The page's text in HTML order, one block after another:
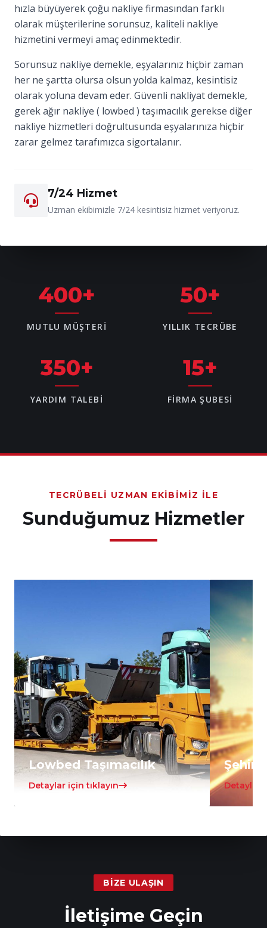
hızla büyüyerek çoğu nakliye firmasından farklı
olarak müşterilerine sorunsuz, kaliteli nakliye
hizmetini vermeyi amaç edinmektedir.
Sorunsuz nakliye demekle, eşyalarınız hiçbir zaman
her ne şartta olursa olsun yolda kalmaz, kesintisiz
olarak yoluna devam eder. Güvenli nakliyat demekle,
gerek ağır nakliye ( lowbed ) taşımacılık gerekse diğer
nakliye hizmetleri doğrultusunda eşyalarınıza hiçbir
zarar gelmez tarafımızca sigortalanır.
7/24 Hizmet
Uzman ekibimizle 7/24 kesintisiz hizmet veriyoruz.
400+
MUTLU MÜŞTERI
50+
YILLIK TECRÜBE
350+
YARDIM TALEBI
15+
FIRMA ŞUBESI
TECRÜBELI UZMAN EKIBIMIZ İLE
Sunduğumuz Hizmetler
Lowbed Taşımacılık
Detaylar için tıklayın Detaylar
BIZE ULAŞIN
İletişime Geçin